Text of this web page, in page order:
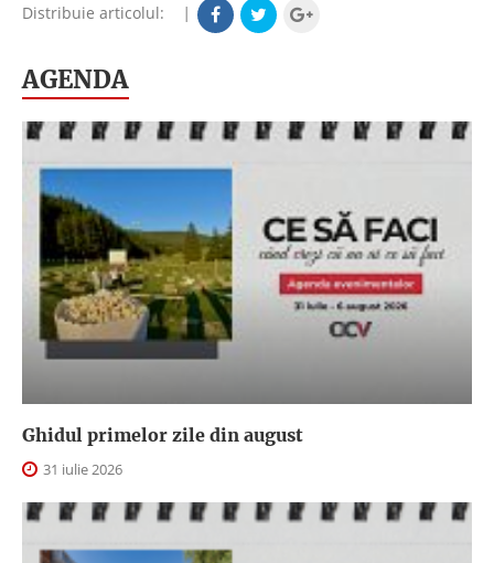
Distribuie articolul: |
AGENDA
Ghidul primelor zile din august
31 iulie 2026